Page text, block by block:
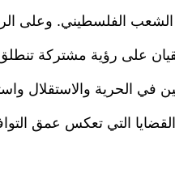
الشعب الفلسطيني. وعلى
على رؤية مشتركة
في الحرية والاستقلال
التي تعكس عمق